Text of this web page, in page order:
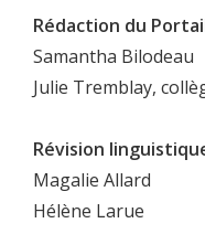
Rédaction du
Samantha Bilodeau
Julie Tremblay,
Révision
Magalie Allard
Hélène Larue